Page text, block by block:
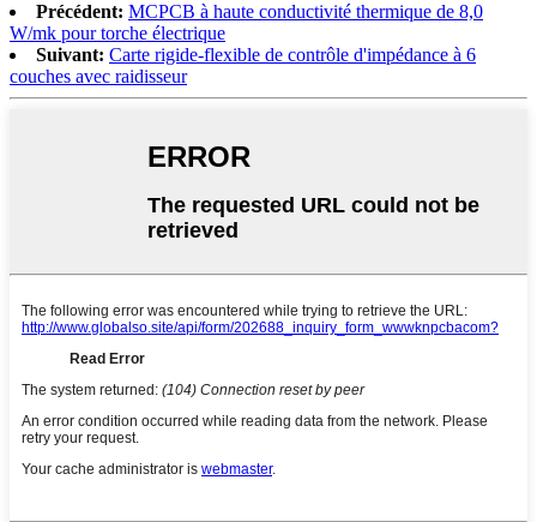
Précédent: MCPCB à haute conductivité thermique de 8,0
W/mk pour torche électrique
Suivant: Carte rigide-flexible de contrôle d'impédance à 6
couches avec raidisseur